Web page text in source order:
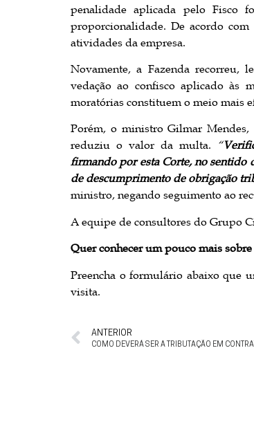
penalidade aplicada pelo Fisco
proporcionalidade. De acordo
atividades da empresa.
Novamente, a Fazenda recorreu,
vedação ao confisco aplicado às
moratórias constituem o meio mais
Porém, o ministro Gilmar Mendes,
reduziu o valor da multa. “
firmando por esta Corte, no
de descumprimento de obrigação
ministro, negando seguimento ao
A equipe de consultores do Grupo
Quer conhecer um pouco mais
Preencha o formulário abaixo que
visita.
ANTERIOR